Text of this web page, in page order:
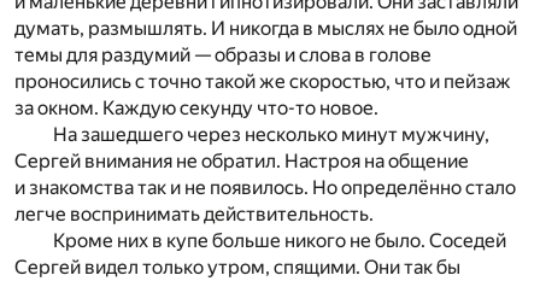
думать, размышлять. И никогда в мыслях не было одной
темы для раздумий — образы и слова в голове
проносились с точно такой же скоростью, что и пейзаж
за окном. Каждую секунду что-то новое.
На зашедшего через несколько минут мужчину,
Сергей внимания не обратил. Настроя на общение
и знакомства так и не появилось. Но определённо стало
легче воспринимать действительность.
Кроме них в купе больше никого не было. Соседей
Сергей видел только утром, спящими. Они так бы